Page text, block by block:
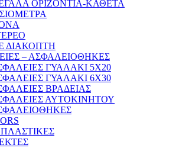
ΟΡΙΖΟΝΤΙΑ-ΚΑΘΕΤΑ
ΔΙΑΚΟΠΤΗ
– ΑΣΦΑΛΕΙΟΘΗΚΕΣ
ΓΥΑΛΑΚΙ 5Χ20
ΓΥΑΛΑΚΙ 6Χ30
ΒΡΑΔΕΙΑΣ
ΑΥΤΟΚΙΝΗΤΟΥ
ΠΛΑΣΤΙΚΕΣ